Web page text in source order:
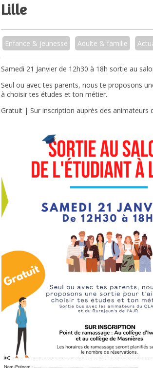
Lille
Enfance & jeunesse Adulte & famille
Samedi 21 Janvier de 12h30 à 18h sortie au
Seul ou avec tes parents, nous te proposons
à choisir tes études et ton métier.
Gratuit | Sur inscription auprès des animateurs